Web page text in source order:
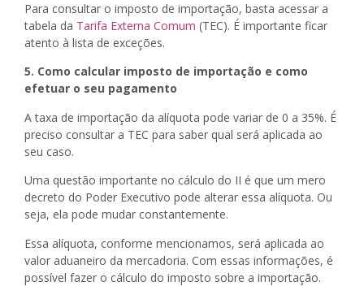
Para consultar o imposto de importação, basta acessar a
tabela da Tarifa Externa Comum (TEC). É importante ficar
atento à lista de exceções.
5. Como calcular imposto de importação e como
efetuar o seu pagamento
A taxa de importação da alíquota pode variar de 0 a 35%. É
preciso consultar a TEC para saber qual será aplicada ao
seu caso.
Uma questão importante no cálculo do II é que um mero
decreto do Poder Executivo pode alterar essa alíquota. Ou
seja, ela pode mudar constantemente.
Essa alíquota, conforme mencionamos, será aplicada ao
valor aduaneiro da mercadoria. Com essas informações, é
possível fazer o cálculo do imposto sobre a importação.